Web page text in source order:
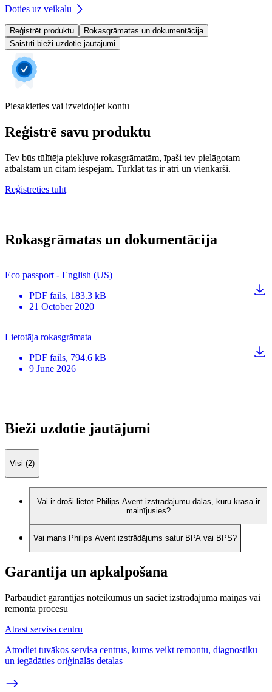
Doties uz veikalu
Reģistrēt produktu
Rokasgrāmatas un dokumentācija
Saistīti bieži uzdotie jautājumi
Piesakieties vai izveidojiet kontu
Reģistrē savu produktu
Tev būs tūlītēja piekļuve rokasgrāmatām, īpaši tev pielāgotam
atbalstam un citām iespējām. Turklāt tas ir ātri un vienkārši.
Reģistrēties tūlīt
Rokasgrāmatas un dokumentācija
Eco passport - English (US)
PDF fails, 183.3 kB
21 October 2020
Lietotāja rokasgrāmata
PDF fails, 794.6 kB
9 June 2026
Bieži uzdotie jautājumi
Visi (2)
Vai ir droši lietot Philips Avent izstrādājumu daļas, kuru krāsa ir
mainījusies?
Vai mans Philips Avent izstrādājums satur BPA vai BPS?
Garantija un apkalpošana
Pārbaudiet garantijas noteikumus un sāciet izstrādājuma maiņas vai
remonta procesu
Atrast servisa centru
Atrodiet tuvākos servisa centrus, kuros veikt remontu, diagnostiku
un iegādāties oriģinālās detaļas